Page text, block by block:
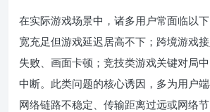
在实际游戏场景中，诸多用户常面临以
宽充足但游戏延迟居高不下；跨境游戏
失败、画面卡顿；竞技类游戏关键对局
中断。此类问题的核心诱因，多为用户
网络链路不稳定、传输距离过远或网络